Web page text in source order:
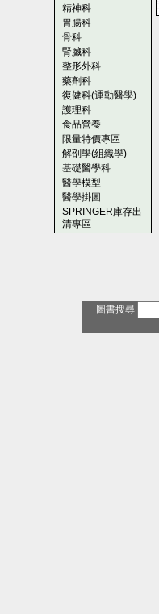
精神科
胃腸科
骨科
腎臟科
整形外科
藥劑科
復健科(運動醫學)
護理科
食品營養
限量特價專區
解剖學(組織學)
基礎醫學科
醫學模型
醫學掛圖
SPRINGER庫存出
清專區
圖書搜尋